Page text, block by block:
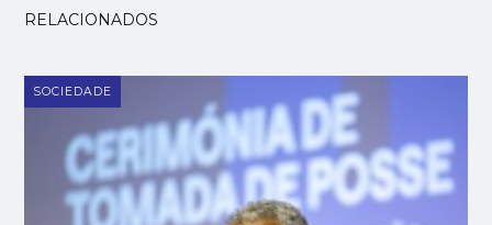
RELACIONADOS
SOCIEDADE